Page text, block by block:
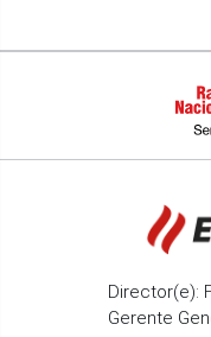
Director(e):
Gerente